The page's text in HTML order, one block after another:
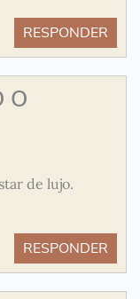
RESPONDER
O
de lujo.
RESPONDER